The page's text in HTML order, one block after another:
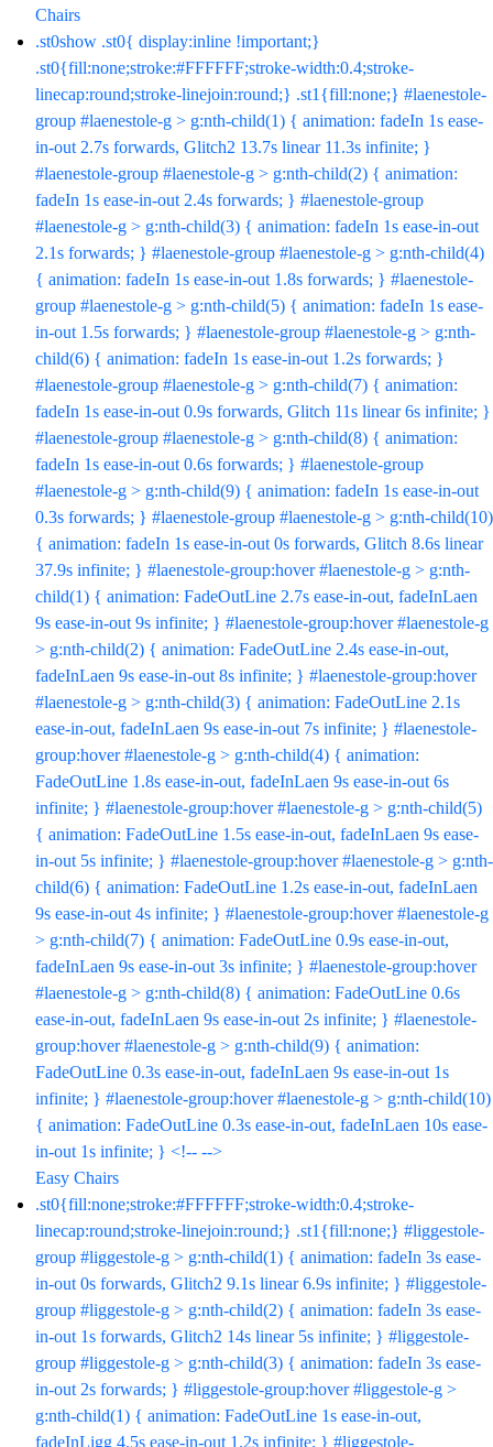
Chairs
.st0show .st0{ display:inline !important;} .st0{fill:none;stroke:#FFFFFF;stroke-width:0.4;stroke-linecap:round;stroke-linejoin:round;} .st1{fill:none;} #laenestole-group #laenestole-g > g:nth-child(1) { animation: fadeIn 1s ease-in-out 2.7s forwards, Glitch2 13.7s linear 11.3s infinite; } #laenestole-group #laenestole-g > g:nth-child(2) { animation: fadeIn 1s ease-in-out 2.4s forwards; } #laenestole-group #laenestole-g > g:nth-child(3) { animation: fadeIn 1s ease-in-out 2.1s forwards; } #laenestole-group #laenestole-g > g:nth-child(4) { animation: fadeIn 1s ease-in-out 1.8s forwards; } #laenestole-group #laenestole-g > g:nth-child(5) { animation: fadeIn 1s ease-in-out 1.5s forwards; } #laenestole-group #laenestole-g > g:nth-child(6) { animation: fadeIn 1s ease-in-out 1.2s forwards; } #laenestole-group #laenestole-g > g:nth-child(7) { animation: fadeIn 1s ease-in-out 0.9s forwards, Glitch 11s linear 6s infinite; } #laenestole-group #laenestole-g > g:nth-child(8) { animation: fadeIn 1s ease-in-out 0.6s forwards; } #laenestole-group #laenestole-g > g:nth-child(9) { animation: fadeIn 1s ease-in-out 0.3s forwards; } #laenestole-group #laenestole-g > g:nth-child(10) { animation: fadeIn 1s ease-in-out 0s forwards, Glitch 8.6s linear 37.9s infinite; } #laenestole-group:hover #laenestole-g > g:nth-child(1) { animation: FadeOutLine 2.7s ease-in-out, fadeInLaen 9s ease-in-out 9s infinite; } #laenestole-group:hover #laenestole-g > g:nth-child(2) { animation: FadeOutLine 2.4s ease-in-out, fadeInLae
Easy Chairs
.st0{fill:none;stroke:#FFFFFF;stroke-width:0.4;stroke-
linecap:round;stroke-linejoin:round;} .st1{fill:none;} #liggestole-
group #liggestole-g > g:nth-child(1) { animation: fadeIn 3s ease-
in-out 0s forwards, Glitch2 9.1s linear 6.9s infinite; } #liggestole-
group #liggestole-g > g:nth-child(2) { animation: fadeIn 3s ease-
in-out 1s forwards, Glitch2 14s linear 5s infinite; } #liggestole-
group #liggestole-g > g:nth-child(3) { animation: fadeIn 3s ease-
in-out 2s forwards; } #liggestole-group:hover #liggestole-g >
g:nth-child(1) { animation: FadeOutLine 1s ease-in-out,
fadeInLigg 4.5s ease-in-out 1.2s infinite; } #liggestole-